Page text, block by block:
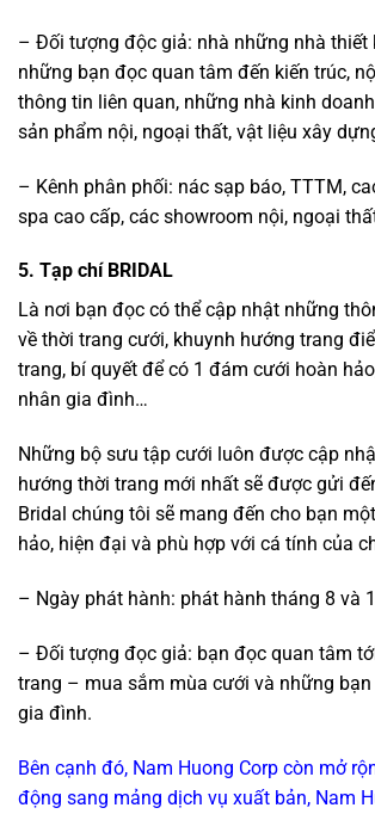
– Đối tượng độc giả: nhà những nhà thiết
những bạn đọc quan tâm đến kiến trúc,
thông tin liên quan, những nhà kinh
sản phẩm nội, ngoại thất, vật liệu xây
– Kênh phân phối: nác sạp báo, TTTM,
spa cao cấp, các showroom nội, ngoại
5. Tạp chí BRIDAL
Là nơi bạn đọc có thể cập nhật những
về thời trang cưới, khuynh hướng trang
trang, bí quyết để có 1 đám cưới hoàn
nhân gia đình…
Những bộ sưu tập cưới luôn được cập
hướng thời trang mới nhất sẽ được gửi
Bridal chúng tôi sẽ mang đến cho bạn
hảo, hiện đại và phù hợp với cá tính của
– Ngày phát hành: phát hành tháng 8 và
– Đối tượng đọc giả: bạn đọc quan tâm
trang – mua sắm mùa cưới và những
gia đình.
Bên cạnh đó, Nam Huong Corp còn mở
động sang mảng dịch vụ xuất bản, Nam